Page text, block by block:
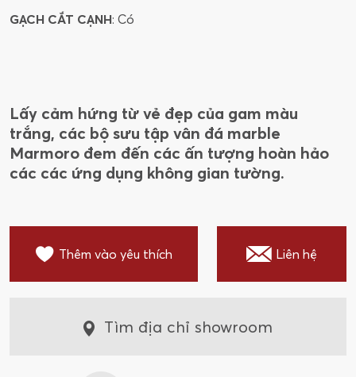
GẠCH CẮT CẠNH: Có
Lấy cảm hứng từ vẻ đẹp của gam màu
trắng, các bộ sưu tập vân đá marble
Marmoro đem đến các ấn tượng hoàn hảo
các các ứng dụng không gian tường.
Thêm vào yêu thích Liên hệ
Tìm địa chỉ showroom